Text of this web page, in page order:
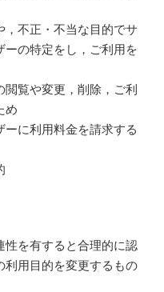
，不正・不当な目的でサ
の特定をし，ご利用を
閲覧や変更，削除，ご利
め
ーに利用料金を請求する
性を有すると合理的に認
利用目的を変更するもの